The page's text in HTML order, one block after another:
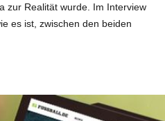
zur Realität wurde. Im Interview
es ist, zwischen den beiden